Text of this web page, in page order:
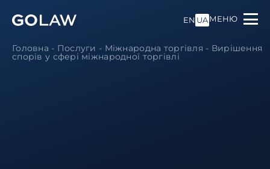
EN UAМЕНЮ
Головна - Послуги - Міжнародна торгівля - Вирішення
спорів у сфері міжнародної торгівлі